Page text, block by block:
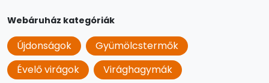
Webáruház kategóriák
Újdonságok
Gyümölcstermők
Évelő virágok
Virághagymák